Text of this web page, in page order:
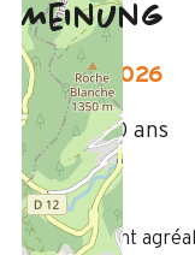
Meinung
Januar 2026
jocelyne
Plus de 50 ans
Femme
5
/ 5
appartement